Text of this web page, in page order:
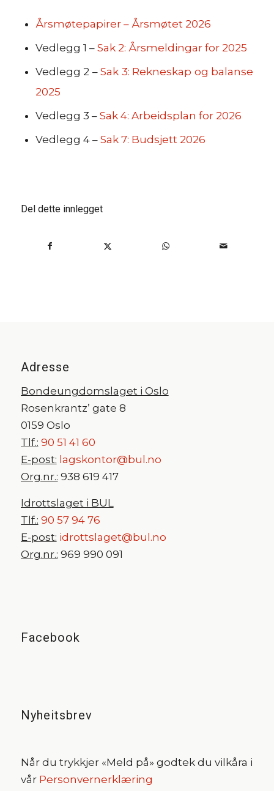
Årsmøtepapirer – Årsmøtet 2026
Vedlegg 1 – Sak 2: Årsmeldingar for 2025
Vedlegg 2 –Sak 3: Rekneskap og balanse
2025
Vedlegg 3 – Sak 4: Arbeidsplan for 2026
Vedlegg 4 – Sak 7: Budsjett 2026
Del dette innlegget
Adresse
Bondeungdomslaget i Oslo
Rosenkrantz’ gate 8
0159 Oslo
Tlf.: 90 51 41 60
E-post: lagskontor@bul.no
Org.nr.: 938 619 417
Idrottslaget i BUL
Tlf.: 90 57 94 76
E-post: idrottslaget@bul.no
Org.nr.: 969 990 091
Facebook
Nyheitsbrev
Når du trykkjer «Meld på» godtek du vilkåra i
vår Personvernerklæring